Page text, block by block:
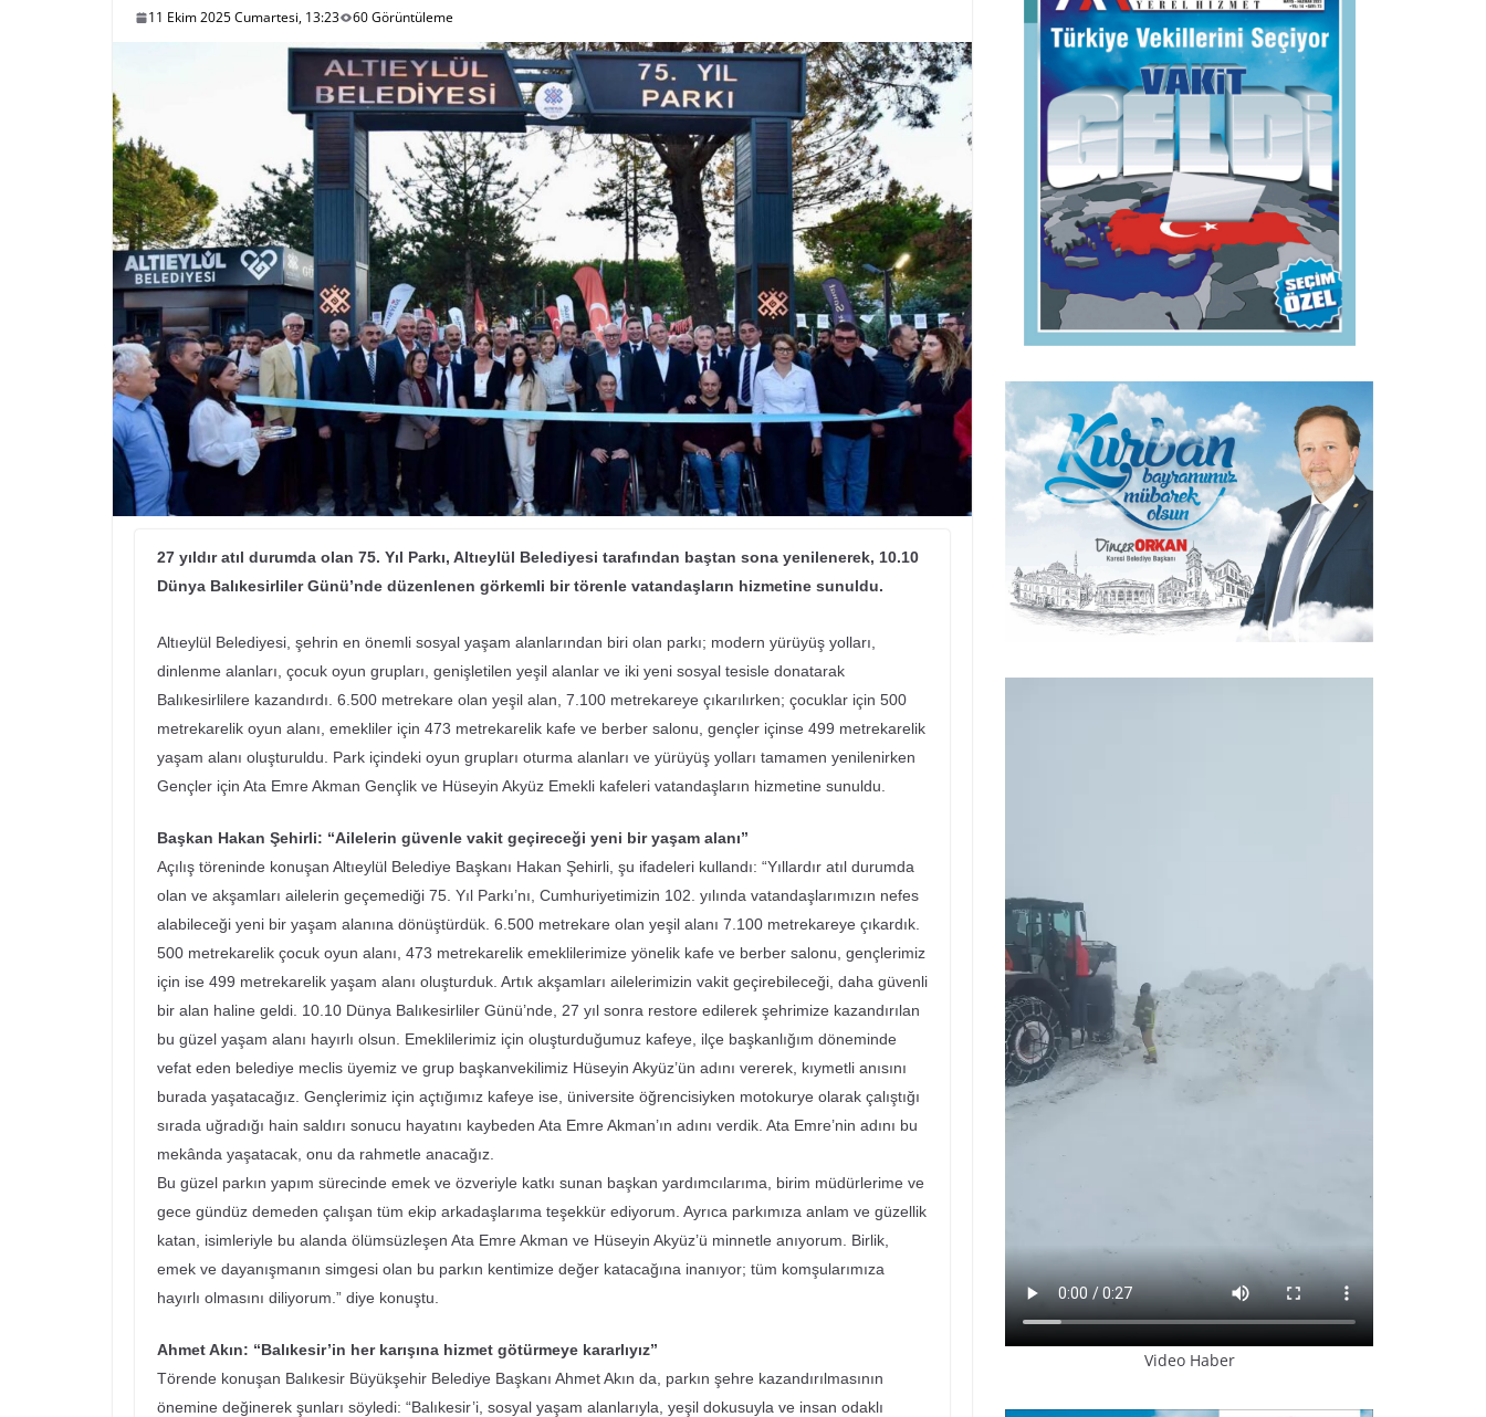
11 Ekim 2025 Cumartesi, 13:23 60 Görüntüleme
27 yıldır atıl durumda olan 75. Yıl Parkı, Altıeylül Belediyesi tarafından baştan sona yenilenerek, 10.10
Dünya Balıkesirliler Günü’nde düzenlenen görkemli bir törenle vatandaşların hizmetine sunuldu.
Altıeylül Belediyesi, şehrin en önemli sosyal yaşam alanlarından biri olan parkı; modern yürüyüş yolları,
dinlenme alanları, çocuk oyun grupları, genişletilen yeşil alanlar ve iki yeni sosyal tesisle donatarak
Balıkesirlilere kazandırdı. 6.500 metrekare olan yeşil alan, 7.100 metrekareye çıkarılırken; çocuklar için 500
metrekarelik oyun alanı, emekliler için 473 metrekarelik kafe ve berber salonu, gençler içinse 499 metrekarelik
yaşam alanı oluşturuldu. Park içindeki oyun grupları oturma alanları ve yürüyüş yolları tamamen yenilenirken
Gençler için Ata Emre Akman Gençlik ve Hüseyin Akyüz Emekli kafeleri vatandaşların hizmetine sunuldu.
Başkan Hakan Şehirli: “Ailelerin güvenle vakit geçireceği yeni bir yaşam alanı”
Açılış töreninde konuşan Altıeylül Belediye Başkanı Hakan Şehirli, şu ifadeleri kullandı: “Yıllardır atıl durumda
olan ve akşamları ailelerin geçemediği 75. Yıl Parkı’nı, Cumhuriyetimizin 102. yılında vatandaşlarımızın nefes
alabileceği yeni bir yaşam alanına dönüştürdük. 6.500 metrekare olan yeşil alanı 7.100 metrekareye çıkardık.
500 metrekarelik çocuk oyun alanı, 473 metrekarelik emeklilerimize yönelik kafe ve berber salonu, gençlerimiz
için ise 499 metrekarelik yaşam alanı oluşturduk. Artık akşamları ailelerimizin vakit geçirebileceği, daha güvenli
bir alan haline geldi. 10.10 Dünya Balıkesirliler Günü’nde, 27 yıl sonra restore edilerek şehrimize kazandırılan
bu güzel yaşam alanı hayırlı olsun. Emeklilerimiz için oluşturduğumuz kafeye, ilçe başkanlığım döneminde
vefat eden belediye meclis üyemiz ve grup başkanvekilimiz Hüseyin Akyüz’ün adını vererek, kıymetli anısını
burada yaşatacağız. Gençlerimiz için açtığımız kafeye ise, üniversite öğrencisiyken motokurye olarak çalıştığı
sırada uğradığı hain saldırı sonucu hayatını kaybeden Ata Emre Akman’ın adını verdik. Ata Emre’nin adını bu
mekânda yaşatacak, onu da rahmetle anacağız.
Bu güzel parkın yapım sürecinde emek ve özveriyle katkı sunan başkan yardımcılarıma, birim müdürlerime ve
gece gündüz demeden çalışan tüm ekip arkadaşlarıma teşekkür ediyorum. Ayrıca parkımıza anlam ve güzellik
katan, isimleriyle bu alanda ölümsüzleşen Ata Emre Akman ve Hüseyin Akyüz’ü minnetle anıyorum. Birlik,
emek ve dayanışmanın simgesi olan bu parkın kentimize değer katacağına inanıyor; tüm komşularımıza
hayırlı olmasını diliyorum.” diye konuştu.
Ahmet Akın: “Balıkesir’in her karışına hizmet götürmeye kararlıyız”
Törende konuşan Balıkesir Büyükşehir Belediye Başkanı Ahmet Akın da, parkın şehre kazandırılmasının
önemine değinerek şunları söyledi: “Balıkesir’i, sosyal yaşam alanlarıyla, yeşil dokusuyla ve insan odaklı
Video Haber